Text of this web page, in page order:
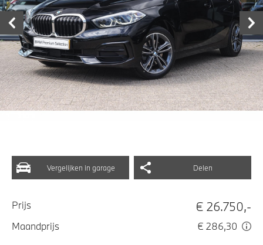
Vergelijken in garage Delen
Prijs € 26.750,-
Maandprijs € 286,30